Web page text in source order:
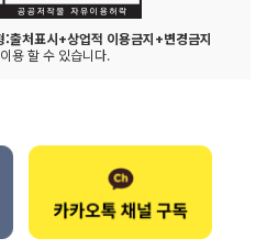
:출처표시+상업적 이용금지+변경금지
용 할 수 있습니다.